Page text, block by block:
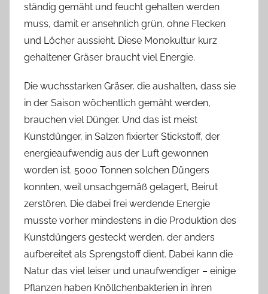
ständig gemäht und feucht gehalten werden
muss, damit er ansehnlich grün, ohne Flecken
und Löcher aussieht. Diese Monokultur kurz
gehaltener Gräser braucht viel Energie.
Die wuchsstarken Gräser, die aushalten, dass sie
in der Saison wöchentlich gemäht werden,
brauchen viel Dünger. Und das ist meist
Kunstdünger, in Salzen fixierter Stickstoff, der
energieaufwendig aus der Luft gewonnen
worden ist. 5000 Tonnen solchen Düngers
konnten, weil unsachgemäß gelagert, Beirut
zerstören. Die dabei frei werdende Energie
musste vorher mindestens in die Produktion des
Kunstdüngers gesteckt werden, der anders
aufbereitet als Sprengstoff dient. Dabei kann die
Natur das viel leiser und unaufwendiger – einige
Pflanzen haben Knöllchenbakterien in ihren